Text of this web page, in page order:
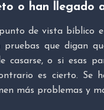
o han llegado
de vista bíblico
que digan
casarse, o si esas
es cierto. Se
más problemas y